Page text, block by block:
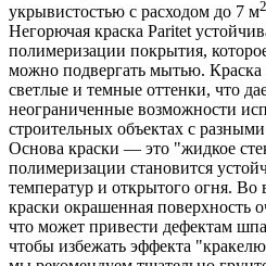
укрывистостью с расходом до 7 м2
Негорючая краска Paritet
полимеризации покрытия,
можно подвергать мытью. Краска
светлые и темные оттенки, что
неограниченные возможности
строительных объектах с
Основа краски — это "жидкое
полимеризации становится
температур и открытого огня. Во
краски окрашенная поверхность
что может привести дефектам
чтобы избежать эффекта